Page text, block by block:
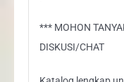
*** MOHON
DISKUSI/CHAT